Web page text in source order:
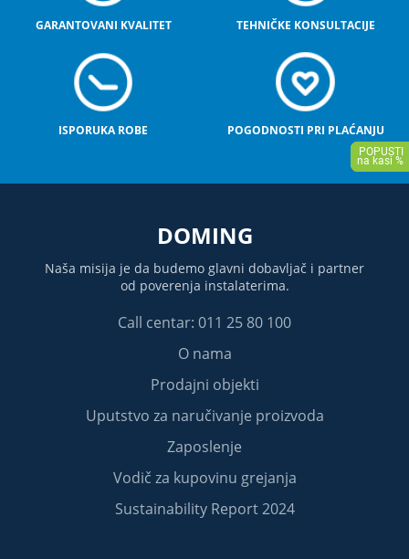
GARANTOVANI KVALITET TEHNIČKE KONSULTACIJE
ISPORUKA ROBE POGODNOSTI PRI PLAĆANJU
DOMING
Naša misija je da budemo glavni dobavljač i partner
od poverenja instalaterima.
Call centar: 011 25 80 100
O nama
Prodajni objekti
Uputstvo za naručivanje proizvoda
Zaposlenje
Vodič za kupovinu grejanja
Sustainability Report 2024